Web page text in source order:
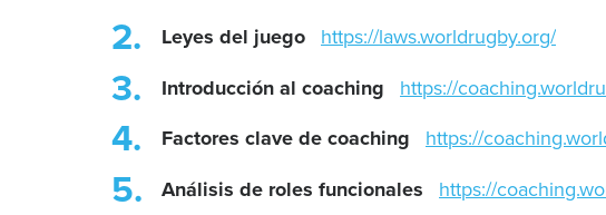
Leyes del juego https://laws.worldrugby.org/
Introducción al coaching https://
Factores clave de coaching https://
Análisis de roles funcionales https://